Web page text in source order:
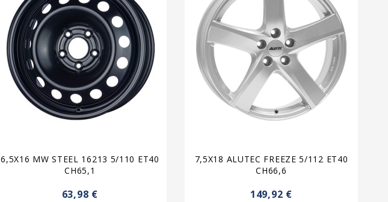
6,5X16 MW STEEL 16213 5/110 ET40
CH65,1
63,98 €
7,5X18 ALUTEC FREEZE 5/112 ET40
CH66,6
149,92 €